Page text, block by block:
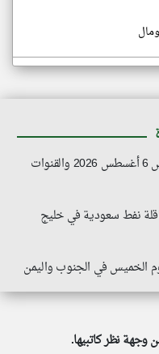
جدول مباريات اليوم الخميس 6 أغسطس 2026 والقنوات
نفط سعودية في خليج
الخميس في الجنوب واليمن
وجهة نظر كاتبيها.